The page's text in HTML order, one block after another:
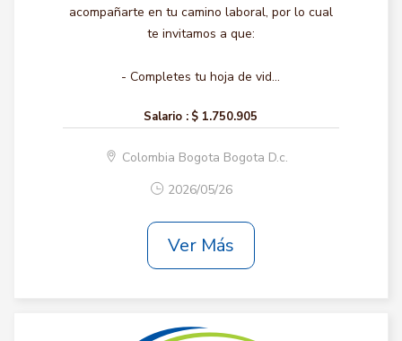
acompañarte en tu camino laboral, por lo cual
te invitamos a que:
- Completes tu hoja de vid...
Salario : $ 1.750.905
Colombia Bogota Bogota D.c.
2026/05/26
Ver Más